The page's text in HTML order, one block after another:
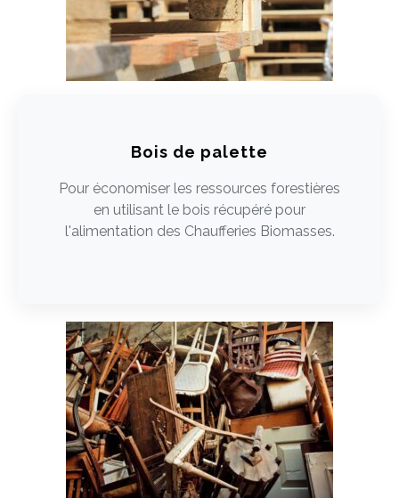
Bois de palette
Pour économiser les ressources forestières
en utilisant le bois récupéré pour
l'alimentation des Chaufferies Biomasses.